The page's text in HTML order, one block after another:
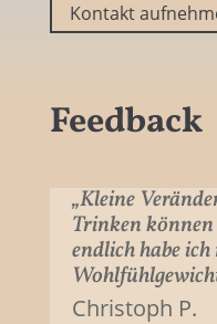
Kontakt
Feedback
„Kleine
Trinken
endlich habe
Christoph P.